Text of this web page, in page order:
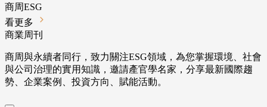
商周ESG
看更多
商業周刊
商周與永續者同行，致力關注ESG領域，為您掌握環境、社會
與公司治理的實用知識，邀請產官學名家，分享最新國際趨
勢、企業案例、投資方向、賦能活動。